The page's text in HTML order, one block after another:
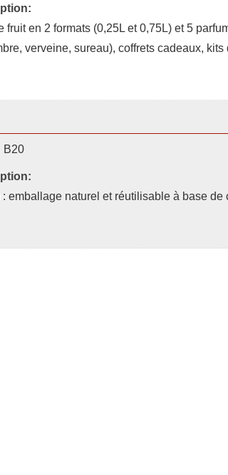
fruit en 2 formats (0,25L et 0,75L) et 5
verveine, sureau), coffrets cadeaux, kits
B20
emballage naturel et réutilisable à base de